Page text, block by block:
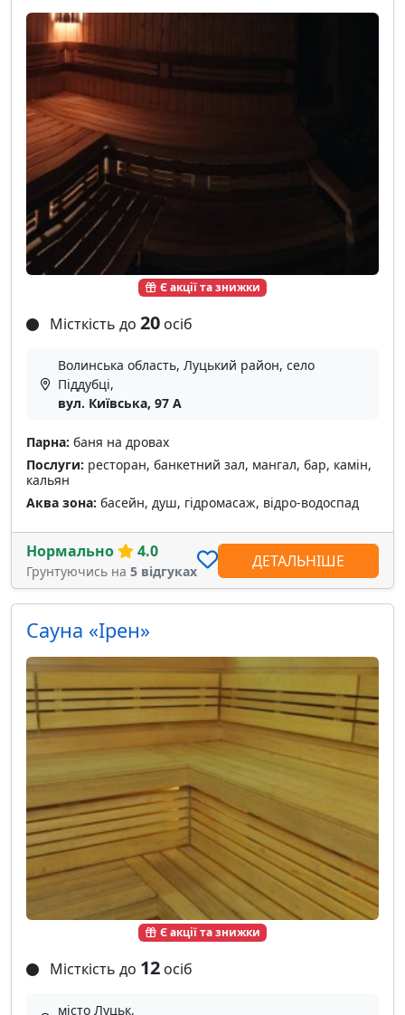
Є акції та знижки
Місткість до 20 осіб
Волинська область, Луцький район, село
Піддубці,
вул. Київська, 97 А
Парна: баня на дровах
Послуги: ресторан, банкетний зал, мангал, бар, камін,
кальян
Аква зона: басейн, душ, гідромасаж, відро-водоспад
Нормально 4.0
Грунтуючись на 5 відгуках
ДЕТАЛЬНІШЕ
Є акції та знижки
Сауна «Ірен»
Місткість до 12 осіб
місто Луцьк,